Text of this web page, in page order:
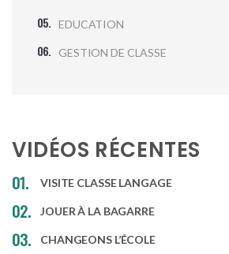
EDUCATION
GESTION DE CLASSE
VIDÉOS RÉCENTES
VISITE CLASSE LANGAGE
JOUER À LA BAGARRE
CHANGEONS L’ÉCOLE